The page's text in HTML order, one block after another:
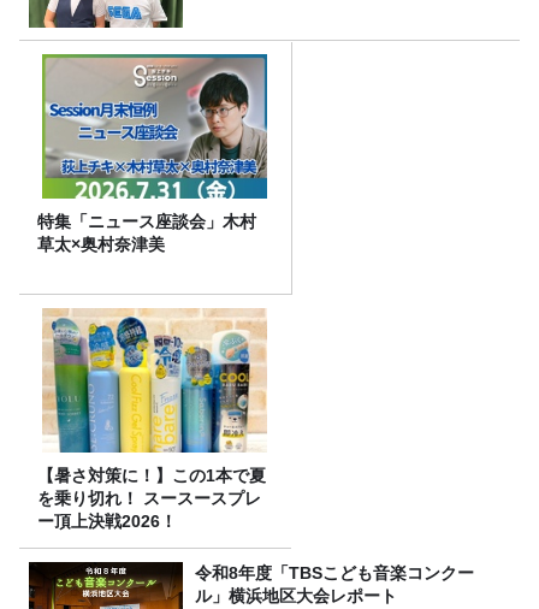
特集「ニュース座談会」木村
草太×奥村奈津美
【暑さ対策に！】この1本で夏
を乗り切れ！ スースースプレ
ー頂上決戦2026！
令和8年度「TBSこども音楽コンクー
ル」横浜地区大会レポート